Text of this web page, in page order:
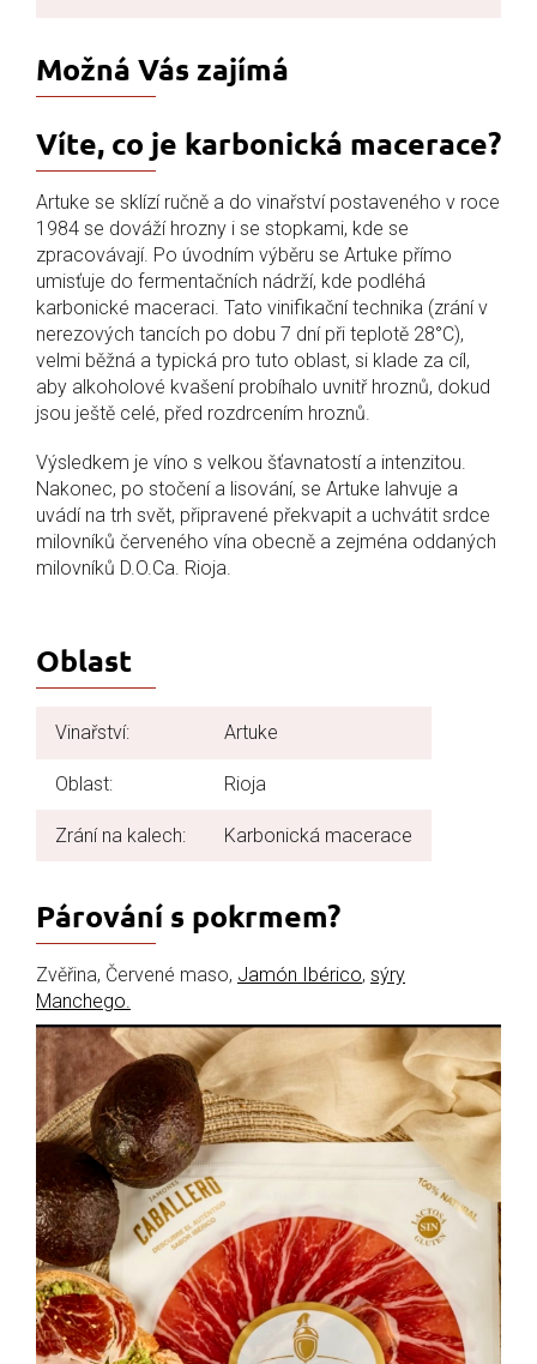
Možná Vás zajímá
Víte, co je karbonická macerace?
Artuke se sklízí ručně a do vinařství postaveného v roce
1984 se dováží hrozny i se stopkami, kde se
zpracovávají. Po úvodním výběru se Artuke přímo
umisťuje do fermentačních nádrží, kde podléhá
karbonické maceraci. Tato vinifikační technika (zrání v
nerezových tancích po dobu 7 dní při teplotě 28°C),
velmi běžná a typická pro tuto oblast, si klade za cíl,
aby alkoholové kvašení probíhalo uvnitř hroznů, dokud
jsou ještě celé, před rozdrcením hroznů.
Výsledkem je víno s velkou šťavnatostí a intenzitou.
Nakonec, po stočení a lisování, se Artuke lahvuje a
uvádí na trh svět, připravené překvapit a uchvátit srdce
milovníků červeného vína obecně a zejména oddaných
milovníků D.O.Ca. Rioja.
Oblast
Vinařství: Artuke
Oblast: Rioja
Zrání na kalech: Karbonická macerace
Párování s pokrmem?
Zvěřina, Červené maso, Jamón Ibérico, sýry
Manchego.